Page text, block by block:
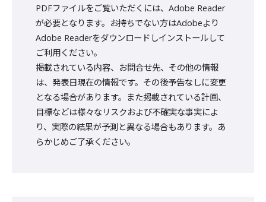
PDFファイルをご覧いただくには、Adobe Reader
が必要となります。お持ちでない方はAdobeより
Adobe Readerをダウンロードしインストールして
ご利用ください。
掲載されている内容、お問合せ先、その他の情報
は、発表日現在の情報です。その後予告なしに変更
となる場合があります。また掲載されている計画、
目標などは様々なリスクおよび不確実な事実によ
り、実際の結果が予測と異なる場合もあります。あ
らかじめご了承ください。